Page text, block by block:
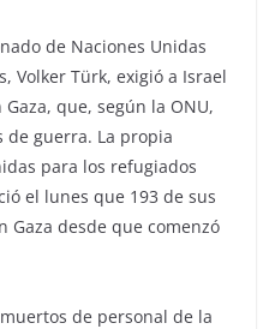
de Naciones Unidas
Volker Türk, exigió a Israel
que, según la ONU,
guerra. La propia
para los refugiados
el lunes que 193 de sus
desde que comenzó
de personal de la